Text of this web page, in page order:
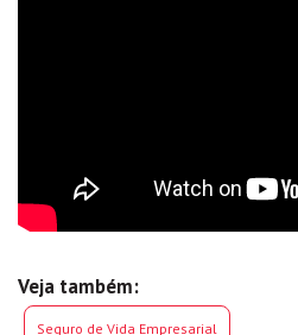
Veja também:
Seguro de Vida Empresarial